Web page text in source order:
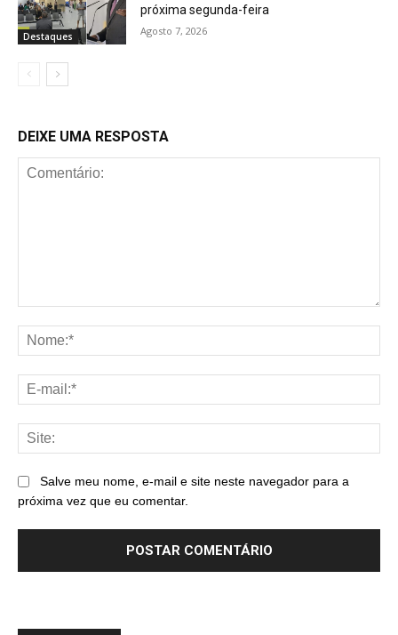
Destaques
próxima segunda-feira
Agosto 7, 2026
DEIXE UMA RESPOSTA
Salve meu nome, e-mail e site neste navegador para a
próxima vez que eu comentar.